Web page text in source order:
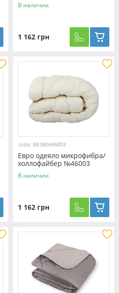
В наличии
1 162 грн
code: BK3MH46003
Евро одеяло микрофибра/
холлофайбер №46003
В наличии
1 162 грн